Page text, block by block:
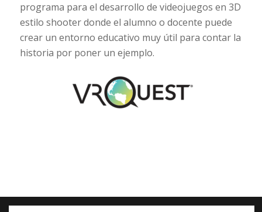
programa para el desarrollo de videojuegos en 3D
estilo shooter donde el alumno o docente puede
crear un entorno educativo muy útil para contar la
historia por poner un ejemplo.